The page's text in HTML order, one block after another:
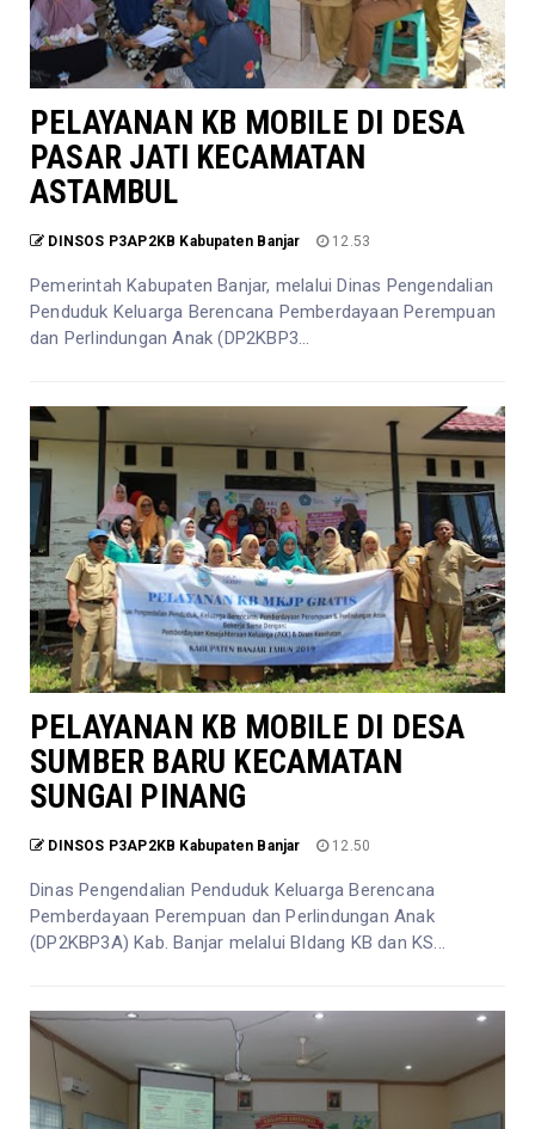
PELAYANAN KB MOBILE DI DESA
PASAR JATI KECAMATAN
ASTAMBUL
DINSOS P3AP2KB Kabupaten Banjar 12.53
Pemerintah Kabupaten Banjar, melalui Dinas Pengendalian
Penduduk Keluarga Berencana Pemberdayaan Perempuan
dan Perlindungan Anak (DP2KBP3...
PELAYANAN KB MOBILE DI DESA
SUMBER BARU KECAMATAN
SUNGAI PINANG
DINSOS P3AP2KB Kabupaten Banjar 12.50
Dinas Pengendalian Penduduk Keluarga Berencana
Pemberdayaan Perempuan dan Perlindungan Anak
(DP2KBP3A) Kab. Banjar melalui BIdang KB dan KS...